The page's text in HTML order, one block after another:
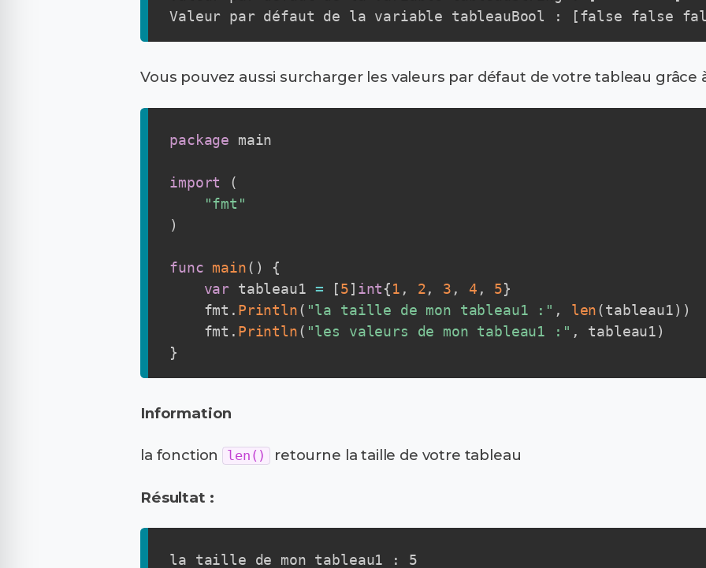
Valeur par défaut de la variable tableauBool : [false false
Vous pouvez aussi surcharger les valeurs par défaut de votre tableau grâce
package main
import
(
"fmt"
)
func main( )
{
var tableau1 = [5] int{1 , 2, 3 , 4 , 5}
    fmt
. Println( "la taille de mon tableau1 :" , len(tableau1) )
    fmt
. Println( "les valeurs de mon tableau1 :" , tableau1)
}
Information
la fonction len() retourne la taille de votre tableau
Résultat :
la taille de mon tableau1 : 5